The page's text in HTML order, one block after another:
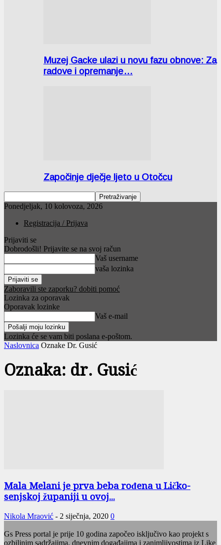
Muzej Gacke ulazi u novu fazu obnove: Za
radove i opremanje…
Započinje dječje ljeto u Otočcu
Ponedjeljak, 10 kolovoza, 2026
Registracija / Prijava
Prijaviti se
Dobrodošli! Prijavite se na svoj račun
Vaš username
vaša lozinka
Zaboravili ste zaporku? dobiti pomoć
Lozinka za oporavak
Oporavak lozinke
Vaš e-mail
Lozinka će se vam biti poslana e-poštom.
Naslovnica Oznake Dr. Gusić
Oznaka: dr. Gusić
Mala Melani je prva beba rođena u Ličko-
senjskoj županiji u ovoj...
Nikola Mraović - 2 siječnja, 2020 0
Gs Press portal je prije 10 godina započeo isključivo kao projekt s
ozbiljnim sadržajima, dnevnim događajima i zanimljivostima iz Like